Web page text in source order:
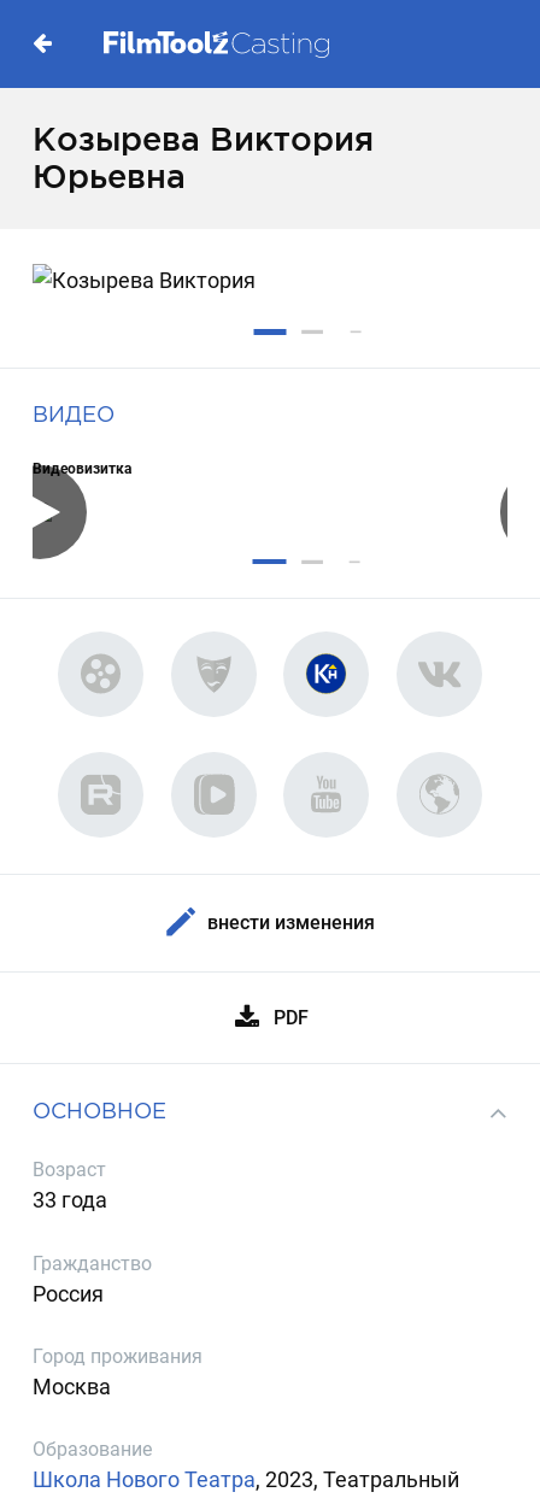
Козырева Виктория
Юрьевна
ВИДЕО
Видеовизитка
внести изменения
PDF
ОСНОВНОЕ
Возраст
33 года
Гражданство
Россия
Город проживания
Москва
Образование
Школа Нового Театра, 2023, Театральный